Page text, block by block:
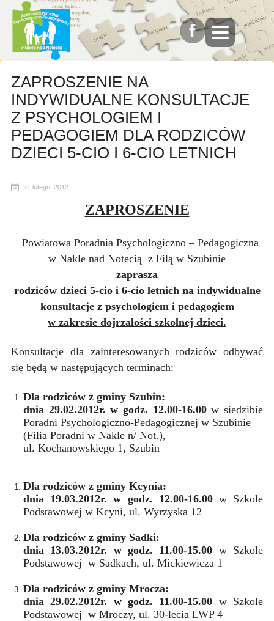
ZAPROSZENIE NA
INDYWIDUALNE KONSULTACJE
Z PSYCHOLOGIEM I
PEDAGOGIEM DLA RODZICÓW
DZIECI 5-CIO I 6-CIO LETNICH
21 lutego, 2012
ZAPROSZENIE
Powiatowa Poradnia Psychologiczno – Pedagogiczna
w Nakle nad Notecią z Filą w Szubinie
zaprasza
rodziców dzieci 5-cio i 6-cio letnich na indywidualne
konsultacje z psychologiem i pedagogiem
w zakresie dojrzałości szkolnej dzieci.
Konsultacje dla zainteresowanych rodziców odbywać
się będą w następujących terminach:
Dla rodziców z gminy Szubin:
dnia 29.02.2012r. w godz. 12.00-16.00w siedzibie
Poradni Psychologiczno-Pedagogicznej w Szubinie
(Filia Poradni w Nakle n/ Not.),
ul. Kochanowskiego 1, Szubin
Dla rodziców z gminy Kcynia:
dnia 19.03.2012r. w godz. 12.00-16.00w Szkole
Podstawowej w Kcyni, ul. Wyrzyska 12
Dla rodziców z gminy Sadki:
dnia 13.03.2012r. w godz. 11.00-15.00 w Szkole
Podstawowej w Sadkach, ul. Mickiewicza 1
Dla rodziców z gminy Mrocza:
dnia 29.02.2012r. w godz. 11.00-15.00 w Szkole
Podstawowej w Mroczy, ul. 30-lecia LWP 4